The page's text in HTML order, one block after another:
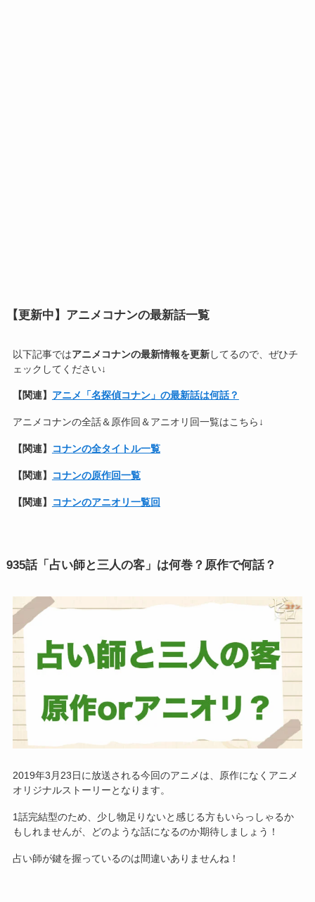
【更新中】アニメコナンの最新話一覧
以下記事ではアニメコナンの最新情報を更新してるので、ぜひチ
ェックしてください↓
【関連】 アニメ「名探偵コナン」の最新話は何話？
アニメコナンの全話＆原作回＆アニオリ回一覧はこちら↓
【関連】 コナンの全タイトル一覧
【関連】 コナンの原作回一覧
【関連】 コナンのアニオリ一覧回
935話「占い師と三人の客」は何巻？原作で何話？
2019年3月23日に放送される今回のアニメは、原作になくアニメ
オリジナルストーリーとなります。
1話完結型のため、少し物足りないと感じる方もいらっしゃるか
もしれませんが、どのような話になるのか期待しましょう！
占い師が鍵を握っているのは間違いありませんね！